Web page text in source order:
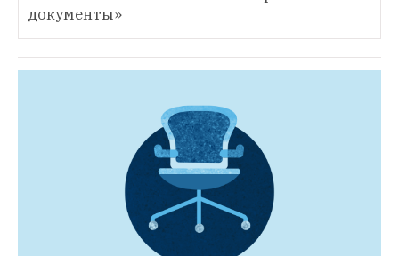
документы»